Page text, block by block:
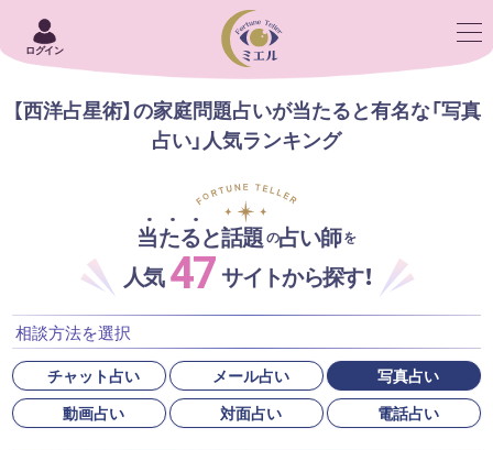
ログイン
【西洋占星術】の家庭問題占いが当たると有名な「写真
占い」人気ランキング
当たると話題の占い師を
人気47サイトから探す！
相談方法を選択
チャット占い メール占い
写真占い
動画占い
対面占い 電話占い